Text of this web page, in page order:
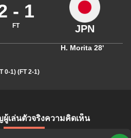
- 1
FT
H. Morita 28'
0-1) (FT 2-1)
ผู้เล่นตัวจริงความคิดเห็น